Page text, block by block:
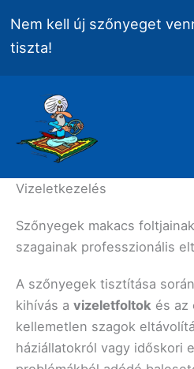
to
content
Nem kell új szőnyeget
tiszta!
Vizeletkezelés
Szőnyegek makacs
szagainak professzionális
A szőnyegek tisztítása
kihívás a vizeletfoltok és az
kellemetlen szagok
háziállatokról vagy időskori